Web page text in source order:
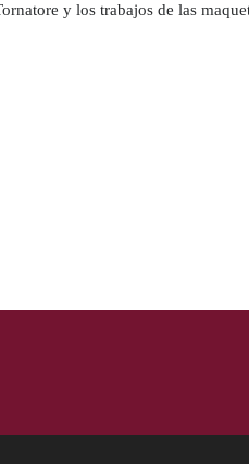
y los trabajos de las